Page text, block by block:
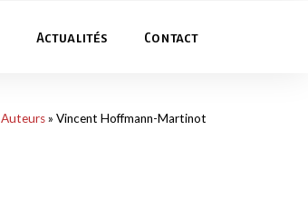
Actualités Contact
Auteurs» Vincent Hoffmann-Martinot